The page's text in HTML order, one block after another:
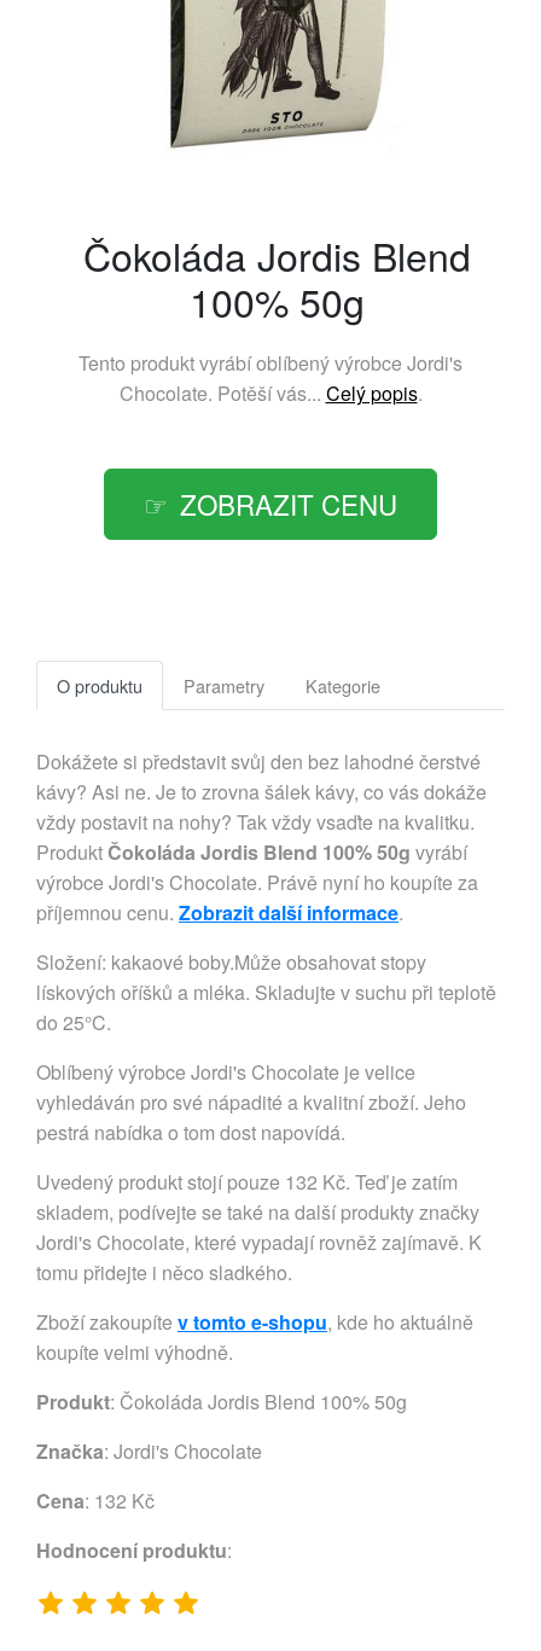
Čokoláda Jordis Blend
100% 50g
Tento produkt vyrábí oblíbený výrobce Jordi's
Chocolate. Potěší vás... Celý popis.
ZOBRAZIT CENU
O produktu Parametry Kategorie
Dokážete si představit svůj den bez lahodné čerstvé
kávy? Asi ne. Je to zrovna šálek kávy, co vás dokáže
vždy postavit na nohy? Tak vždy vsaďte na kvalitku.
ProduktČokoláda Jordis Blend 100% 50g vyrábí
výrobce Jordi's Chocolate. Právě nyní ho koupíte za
příjemnou cenu. Zobrazit další informace.
Složení: kakaové boby.Může obsahovat stopy
lískových oříšků a mléka. Skladujte v suchu při teplotě
do 25°C.
Oblíbený výrobce Jordi's Chocolate je velice
vyhledáván pro své nápadité a kvalitní zboží. Jeho
pestrá nabídka o tom dost napovídá.
Uvedený produkt stojí pouze 132 Kč. Teď je zatím
skladem, podívejte se také na další produkty značky
Jordi's Chocolate, které vypadají rovněž zajímavě. K
tomu přidejte i něco sladkého.
Zboží zakoupíte v tomto e-shopu, kde ho aktuálně
koupíte velmi výhodně.
Produkt: Čokoláda Jordis Blend 100% 50g
Značka: Jordi's Chocolate
Cena: 132 Kč
Hodnocení produktu: